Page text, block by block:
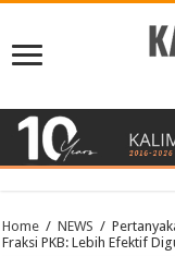
Home / NEWS /
Fraksi PKB: Lebih Efektif